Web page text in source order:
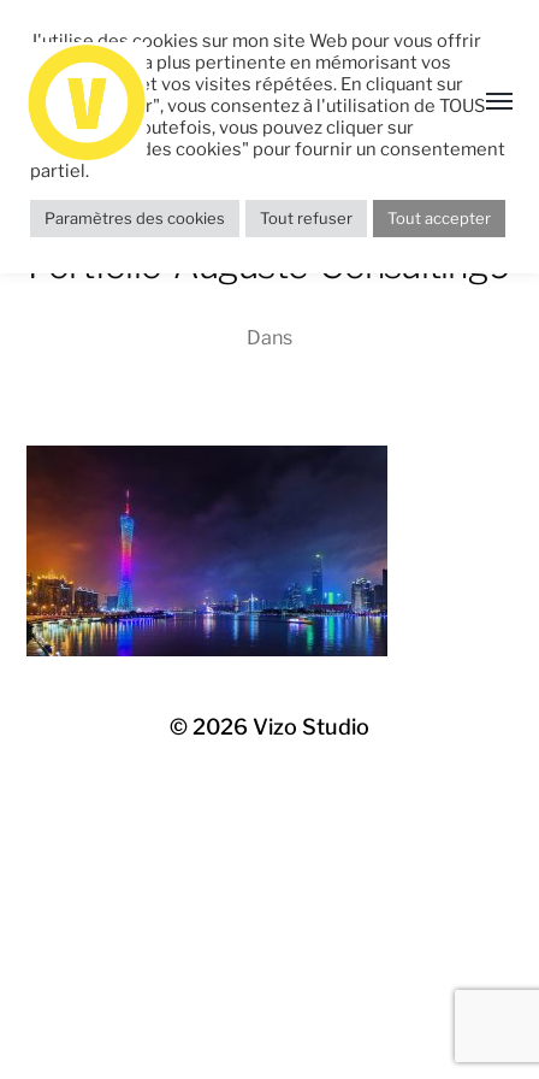
Portfolio-Auguste-Consulting9
Dans
© 2026 Vizo Studio
J'utilise des cookies sur mon site Web pour vous offrir
l'expérience la plus pertinente en mémorisant vos
préférences et vos visites répétées. En cliquant sur
"Tout accepter", vous consentez à l'utilisation de TOUS
les cookies. Toutefois, vous pouvez cliquer sur
"Paramètres des cookies" pour fournir un consentement
partiel.
Paramètres des cookies Tout refuser Tout accepter